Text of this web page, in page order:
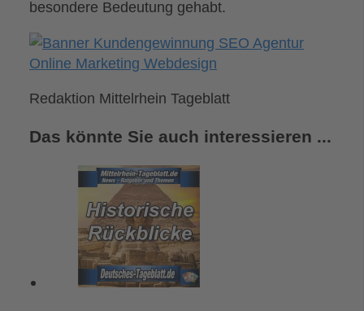
besondere Bedeutung gehabt.
Redaktion Mittelrhein Tageblatt
Das könnte Sie auch interessieren ...